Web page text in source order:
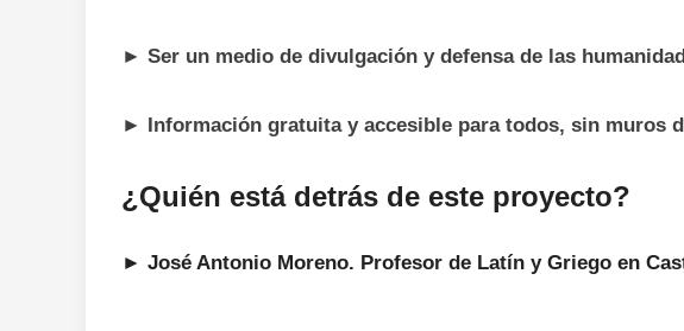
► Ser un medio de divulgación y defensa de las
► Información gratuita y accesible para todos, sin muros
¿Quién está detrás de este proyecto?
► José Antonio Moreno. Profesor de Latín y Griego en